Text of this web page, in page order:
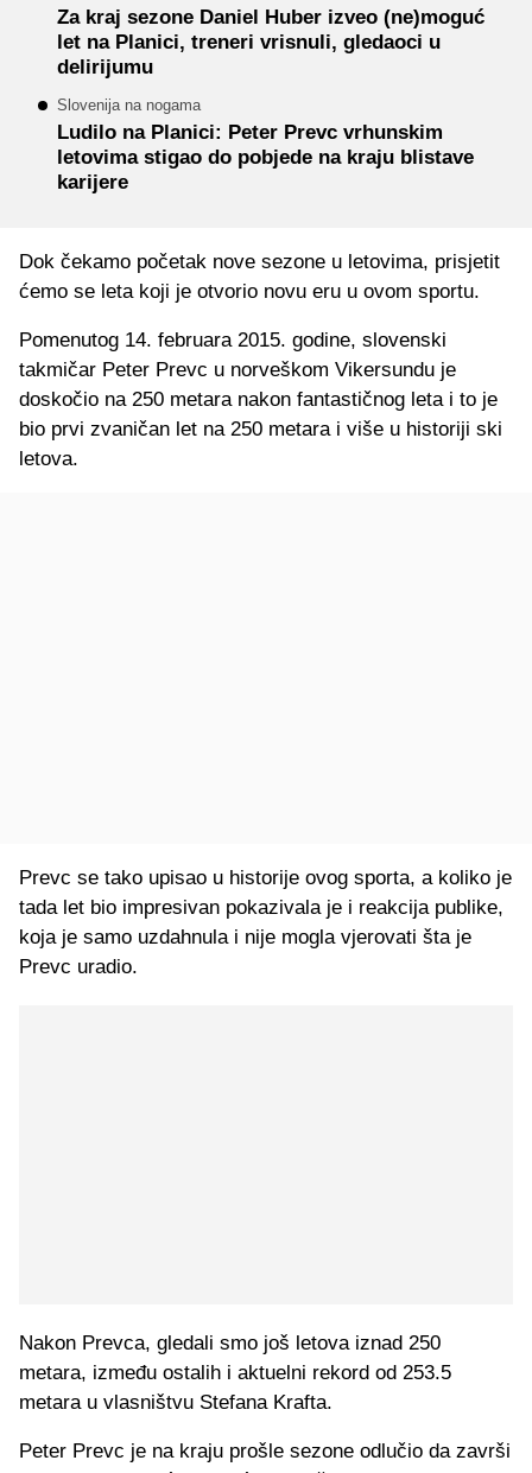
Za kraj sezone Daniel Huber izveo (ne)moguć
let na Planici, treneri vrisnuli, gledaoci u
delirijumu
Slovenija na nogama
Ludilo na Planici: Peter Prevc vrhunskim
letovima stigao do pobjede na kraju blistave
karijere
Dok čekamo početak nove sezone u letovima, prisjetit
ćemo se leta koji je otvorio novu eru u ovom sportu.
Pomenutog 14. februara 2015. godine, slovenski
takmičar Peter Prevc u norveškom Vikersundu je
doskočio na 250 metara nakon fantastičnog leta i to je
bio prvi zvaničan let na 250 metara i više u historiji ski
letova.
Prevc se tako upisao u historije ovog sporta, a koliko je
tada let bio impresivan pokazivala je i reakcija publike,
koja je samo uzdahnula i nije mogla vjerovati šta je
Prevc uradio.
Nakon Prevca, gledali smo još letova iznad 250
metara, između ostalih i aktuelni rekord od 253.5
metara u vlasništvu Stefana Krafta.
Peter Prevc je na kraju prošle sezone odlučio da završi